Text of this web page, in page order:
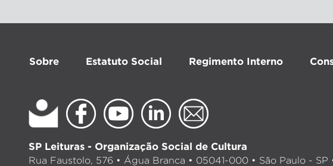
Sobre Estatuto Social Regimento Interno
SP Leituras - Organização Social de Cultura
Rua Faustolo, 576 • Água Branca • 05041-000 • São Paulo - SP